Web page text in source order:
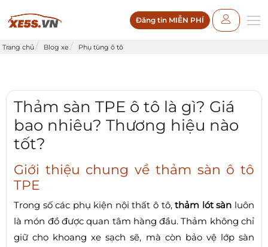
Đăng tin MIỄN PHÍ
Trang chủ Blog xe Phụ tùng ô tô
Thảm sàn TPE ô tô là gì? Giá
bao nhiêu? Thương hiệu nào
tốt?
Giới thiệu chung về thảm sàn ô tô
TPE
Trong số các phụ kiện nội thất ô tô,thảm lót sàn luôn
là món đồ được quan tâm hàng đầu. Thảm không chỉ
giữ cho khoang xe sạch sẽ, mà còn bảo vệ lớp sàn